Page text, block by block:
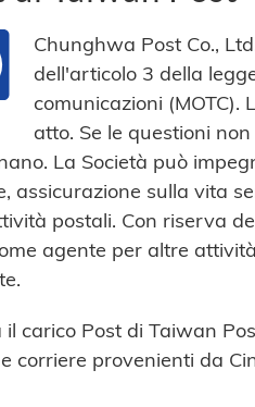
Chunghwa Post Co.,
dell'articolo 3 della
comunicazioni (MOTC).
atto. Se le questioni
La Società può
assicurazione sulla vita
postali. Con riserva
agente per altre
il carico Post di Taiwan
corriere provenienti da